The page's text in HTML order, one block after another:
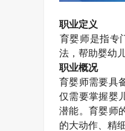
职业定义
育婴师是指专
法，帮助婴幼
职业概况
育婴师需要具
仅需要掌握婴
潜能。育婴师
的大动作、精